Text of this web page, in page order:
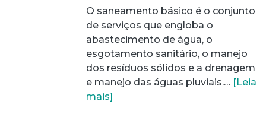
O saneamento básico é o conjunto
de serviços que engloba o
abastecimento de água, o
esgotamento sanitário, o manejo
dos resíduos sólidos e a drenagem
e manejo das águas pluviais.… [Leia
mais]